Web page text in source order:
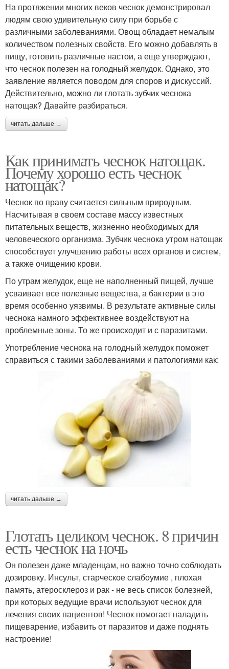
На протяжении многих веков чеснок демонстрировал
людям свою удивительную силу при борьбе с
различными заболеваниями. Овощ обладает немалым
количеством полезных свойств. Его можно добавлять в
пищу, готовить различные настои, а еще утверждают,
что чеснок полезен на голодный желудок. Однако, это
заявление является поводом для споров и дискуссий.
Действительно, можно ли глотать зубчик чеснока
натощак? Давайте разбираться.
читать дальше →
Как принимать чеснок натощак.
Почему хорошо есть чеснок
натощак?
Чеснок по праву считается сильным природным.
Насчитывая в своем составе массу известных
питательных веществ, жизненно необходимых для
человеческого организма. Зубчик чеснока утром натощак
способствует улучшению работы всех органов и систем,
а также очищению крови.
По утрам желудок, еще не наполненный пищей, лучше
усваивает все полезные вещества, а бактерии в это
время особенно уязвимы. В результате активные силы
чеснока намного эффективнее воздействуют на
проблемные зоны. То же происходит и с паразитами.
Употребление чеснока на голодный желудок поможет
справиться с такими заболеваниями и патологиями как:
читать дальше →
Глотать целиком чеснок. 8 причин
есть чеснок на ночь
Он полезен даже младенцам, но важно точно соблюдать
дозировку. Инсульт, старческое слабоумие , плохая
память, атеросклероз и рак - не весь список болезней,
при которых ведущие врачи используют чеснок для
лечения своих пациентов! Чеснок помогает наладить
пищеварение, избавить от паразитов и даже поднять
настроение!